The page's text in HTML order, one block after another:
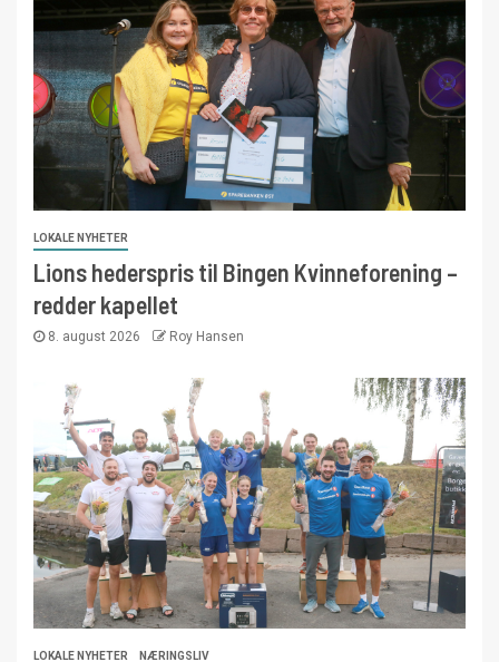
LOKALE NYHETER
Lions hederspris til Bingen Kvinneforening –
redder kapellet
8. august 2026 Roy Hansen
LOKALE NYHETER NÆRINGSLIV